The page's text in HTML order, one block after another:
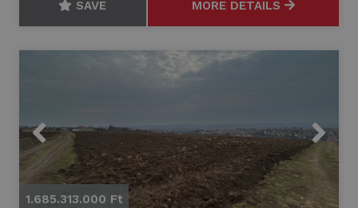
SAVE MORE DETAILS
Previous
1.685.313.000 Ft